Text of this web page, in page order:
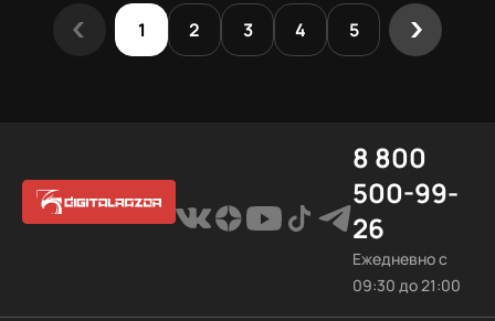
1 2 3 4 5
8 800
500-99-
26
Ежедневно с
09:30 до 21:00